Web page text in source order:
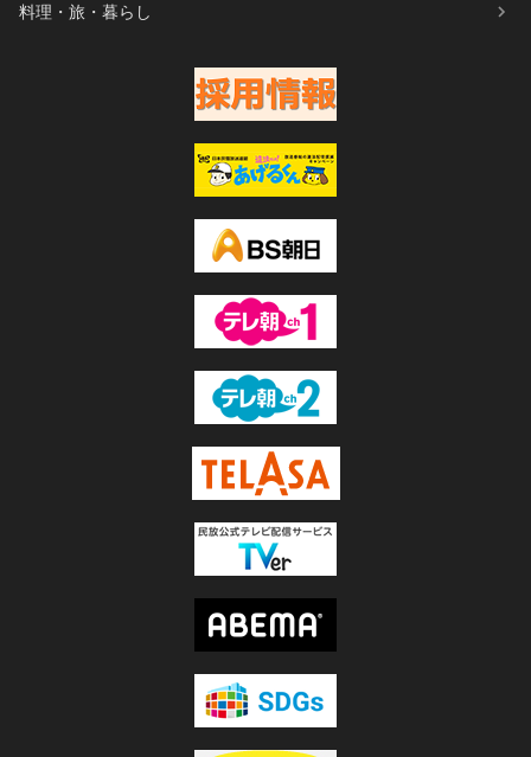
料理・旅・暮らし